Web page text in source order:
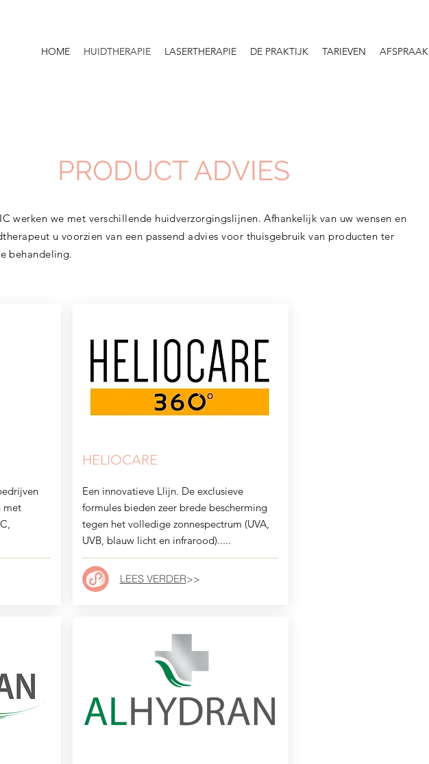
HOME HUIDTHERAPIE LASERTHERAPIE DE PRAKTIJK TARIEVEN AFSPRAAK
PRODUCT ADVIES
werken we met verschillende huidverzorgingslijnen. Afhankelijk van uw wensen en
u voorzien van een passend advies voor thuisgebruik van producten ter
behandeling.
met
HELIOCARE
Een innovatieve Llijn. De exclusieve
formules bieden zeer brede bescherming
tegen het volledige zonnespectrum (UVA,
UVB, blauw licht en infrarood).....
LEES VERDER>>